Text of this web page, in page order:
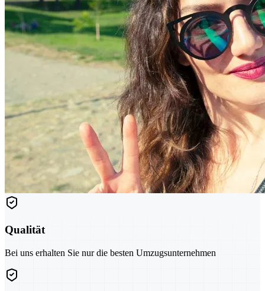
Qualität
Bei uns erhalten Sie nur die besten Umzugsunternehmen